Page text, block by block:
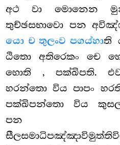
අථ වා මොනෙන
තුච්ඡසභාවො පන
යො ච තුලංව පගය්හාති
ඨිතො අතිරෙකං චෙ
හොති , පක්ඛිපති.
හරන්තො විය පාපං
පක්ඛිපන්තො විය
පන